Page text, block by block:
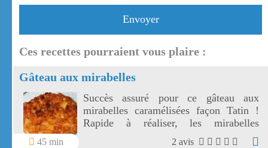
Envoyer
Ces recettes pourraient vous plaire :
Gâteau aux mirabelles
45 min
Succès assuré pour ce gâteau aux
mirabelles caramélisées façon Tatin !
Rapide à réaliser, les mirabelles
caramélisées sont tout simplement
2 avis